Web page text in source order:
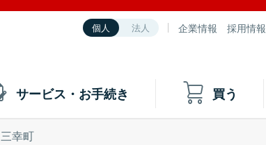
個人 法人 企業情報 採用情報
サービス・お手続き 買う
三幸町